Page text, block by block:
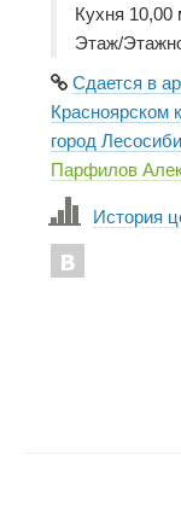
Кухня 10,00
Этаж/
Сдается в
Красноярском
город
Парфилов
История